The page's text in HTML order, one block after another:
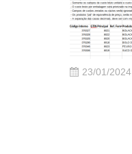
23/01/2024